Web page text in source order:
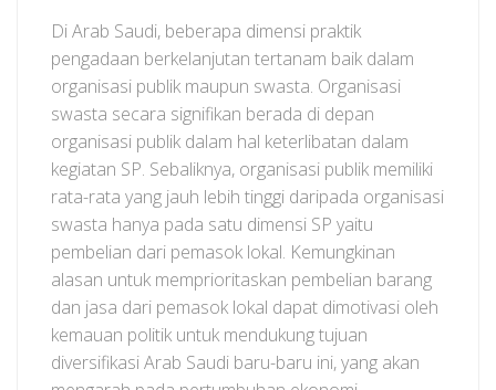
Di Arab Saudi, beberapa dimensi praktik
pengadaan berkelanjutan tertanam baik dalam
organisasi publik maupun swasta. Organisasi
swasta secara signifikan berada di depan
organisasi publik dalam hal keterlibatan dalam
kegiatan SP. Sebaliknya, organisasi publik memiliki
rata-rata yang jauh lebih tinggi daripada organisasi
swasta hanya pada satu dimensi SP yaitu
pembelian dari pemasok lokal. Kemungkinan
alasan untuk memprioritaskan pembelian barang
dan jasa dari pemasok lokal dapat dimotivasi oleh
kemauan politik untuk mendukung tujuan
diversifikasi Arab Saudi baru-baru ini, yang akan